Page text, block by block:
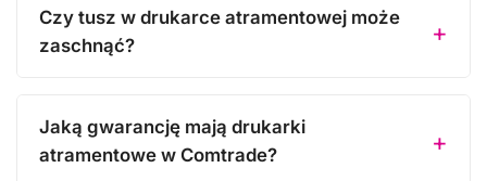
Czy tusz w drukarce atramentowej może
zaschnąć?
Jaką gwarancję mają drukarki
atramentowe w Comtrade?